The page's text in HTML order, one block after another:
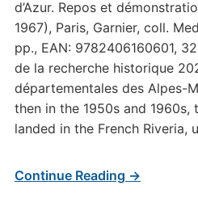
d’Azur. Repos et
1967), Paris, Garnier, coll.
pp., EAN: 9782406160601,
de la recherche historique
départementales des Alpes-
then in the 1950s and 1960s,
landed in the French Riveria,
Continue Reading →